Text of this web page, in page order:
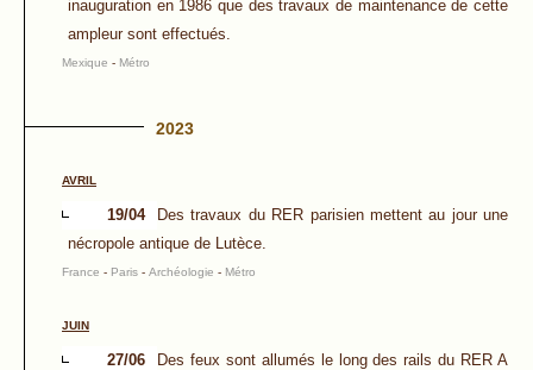
inauguration en 1986 que des travaux de maintenance de cette
ampleur sont effectués.
Mexique - Métro
2023
AVRIL
19/04
Des travaux du RER parisien mettent au jour une
nécropole antique de Lutèce.
France - Paris - Archéologie - Métro
JUIN
27/06
Des feux sont allumés le long des rails du RER A